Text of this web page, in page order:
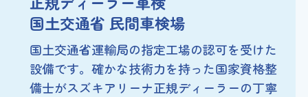
国土交通省 民間車検場
国土交通省運輸局の指定工場の認可を受けた
設備です。 確かな技術力を持った国家資格整
備士がスズキアリーナ正規ディーラーの丁寧